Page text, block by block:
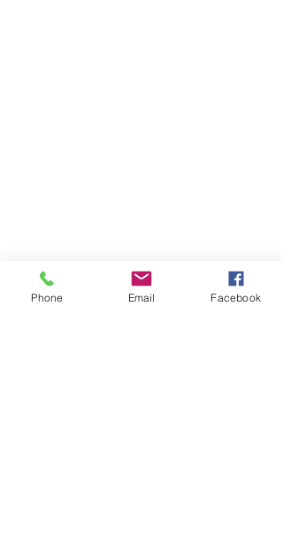
Phone Email Facebook